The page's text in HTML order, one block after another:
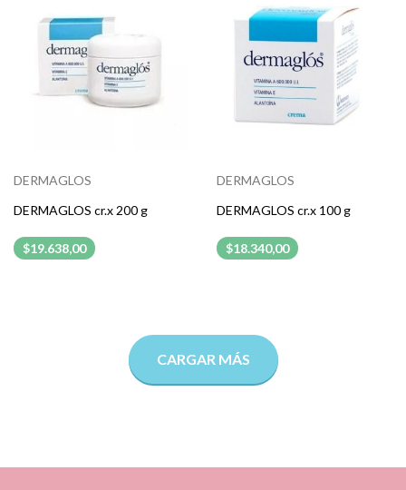
DERMAGLOS
DERMAGLOS cr.x 200 g
$19.638,00
DERMAGLOS
DERMAGLOS cr.x 100 g
$18.340,00
CARGAR MÁS